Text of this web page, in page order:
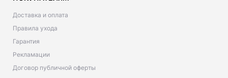
Доставка и оплата
Правила ухода
Гарантия
Рекламации
Договор публичной оферты